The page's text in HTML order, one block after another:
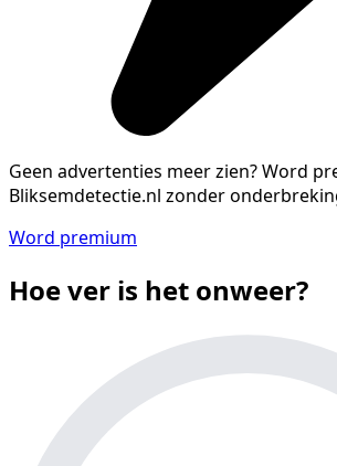
Geen advertenties meer zien?Word
Bliksemdetectie.nl zonder
Word premium
Hoe ver is het onweer?